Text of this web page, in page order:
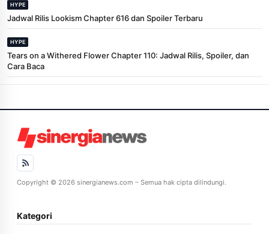
HYPE
Jadwal Rilis Lookism Chapter 616 dan Spoiler Terbaru
HYPE
Tears on a Withered Flower Chapter 110: Jadwal Rilis, Spoiler, dan
Cara Baca
Copyright © 2026 sinergianews.com – Semua hak cipta dilindungi.
Kategori